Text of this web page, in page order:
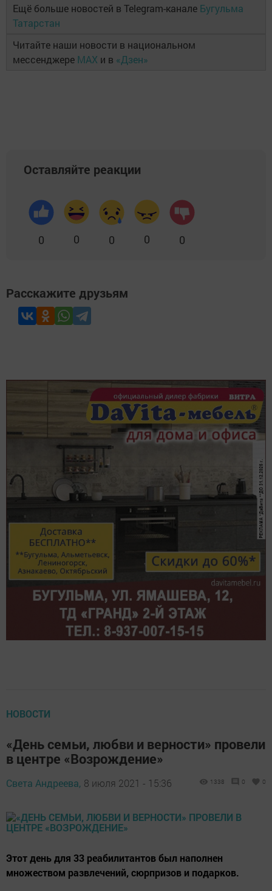
Ещё больше новостей в Telegram-канале Бугульма
Татарстан
Читайте наши новости в национальном
мессенджере MAX и в «Дзен»
Оставляйте реакции
0 0 0 0 0
Расскажите друзьям
НОВОСТИ
«День семьи, любви и верности» провели
в центре «Возрождение»
Света Андреева, 8 июля 2021 - 15:36 1338 0 0
Этот день для 33 реабилитантов был наполнен
множеством развлечений, сюрпризов и подарков.